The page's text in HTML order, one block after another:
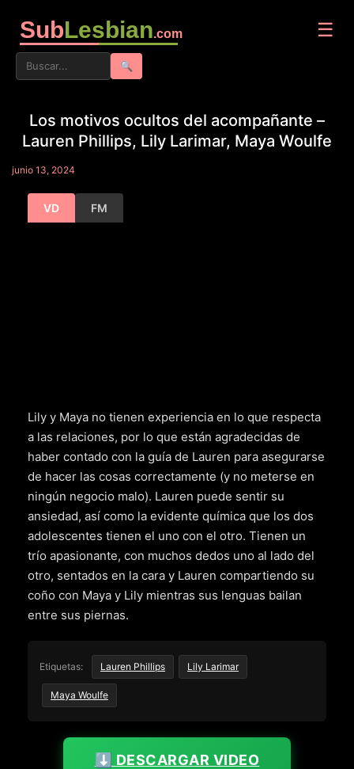
SubLesbian.com ☰
🔍
Los motivos ocultos del acompañante –
Lauren Phillips, Lily Larimar, Maya Woulfe
junio 13, 2024
VD FM
Lily y Maya no tienen experiencia en lo que respecta
a las relaciones, por lo que están agradecidas de
haber contado con la guía de Lauren para asegurarse
de hacer las cosas correctamente (y no meterse en
ningún negocio malo). Lauren puede sentir su
ansiedad, así como la evidente química que los dos
adolescentes tienen el uno con el otro. Tienen un
trío apasionante, con muchos dedos uno al lado del
otro, sentados en la cara y Lauren compartiendo su
coño con Maya y Lily mientras sus lenguas bailan
entre sus piernas.
Etiquetas: Lauren Phillips Lily Larimar
Maya Woulfe
⬇️ DESCARGAR VIDEO